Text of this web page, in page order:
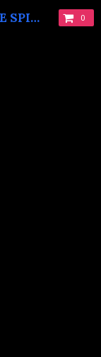
GRAND ET PUISSANT MAITRE SPIRITUEL MARABOUT VAUDOU KOKOUVI.TEL: +229 68619086. 0